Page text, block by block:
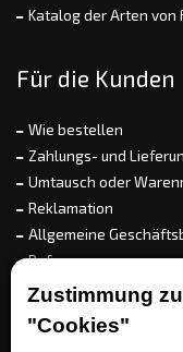
Zustimmung
"Cookies"
Katalog der Arten von
Für die Kunden
Wie bestellen
Zahlungs- und
Umtausch oder
Reklamation
Allgemeine
Referenz
EET